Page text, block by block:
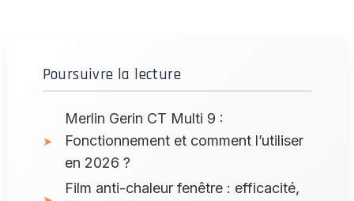
Poursuivre la lecture
Merlin Gerin CT Multi 9 :
Fonctionnement et comment l’utiliser
en 2026 ?
Film anti-chaleur fenêtre : efficacité,